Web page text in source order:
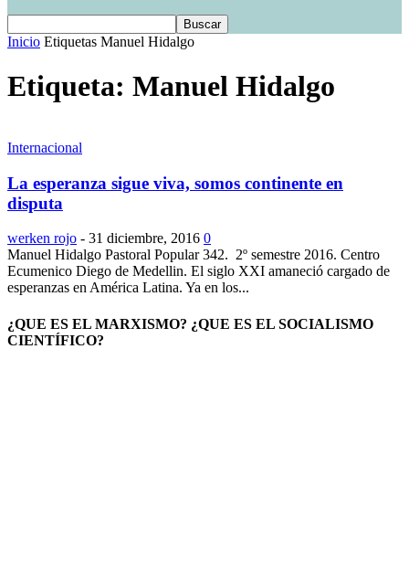
Inicio Etiquetas Manuel Hidalgo
Etiqueta: Manuel Hidalgo
Internacional
La esperanza sigue viva, somos continente en
disputa
werken rojo - 31 diciembre, 2016 0
Manuel Hidalgo Pastoral Popular 342. 2º semestre 2016. Centro
Ecumenico Diego de Medellin. El siglo XXI amaneció cargado de
esperanzas en América Latina. Ya en los...
¿QUE ES EL MARXISMO? ¿QUE ES EL SOCIALISMO
CIENTÍFICO?